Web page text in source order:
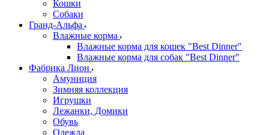
Кошки
Собаки
Гранд-Альфа
Влажные корма
Влажные корма для кошек "Best Dinner"
Влажные корма для собак "Best Dinner"
Фабрика Лион
Амуниция
Зимняя коллекция
Игрушки
Лежанки, Домики
Обувь
Одежда